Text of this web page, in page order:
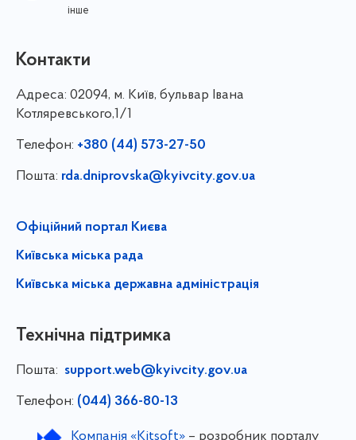
інше
Контакти
Адреса: 02094, м. Київ, бульвар Івана
Котляревського,1/1
Телефон: +380 (44) 573-27-50
Пошта: rda.dniprovska@kyivcity.gov.ua
Офіційний портал Києва
Київська міська рада
Київська міська державна адміністрація
Технічна підтримка
Пошта: support.web@kyivcity.gov.ua
Телефон: (044) 366-80-13
Компанія «Kitsoft»– розробник порталу